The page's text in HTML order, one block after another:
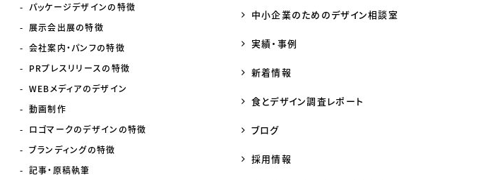
パッケージデザインの特徴
展示会出展の特徴
会社案内・パンフの特徴
PRプレスリリースの特徴
WEBメディアのデザイン
動画制作
ロゴマークのデザインの特徴
ブランディングの特徴
記事・原稿執筆
中小企業のためのデザイン相談室
実績・事例
新着情報
食とデザイン調査レポート
ブログ
採用情報